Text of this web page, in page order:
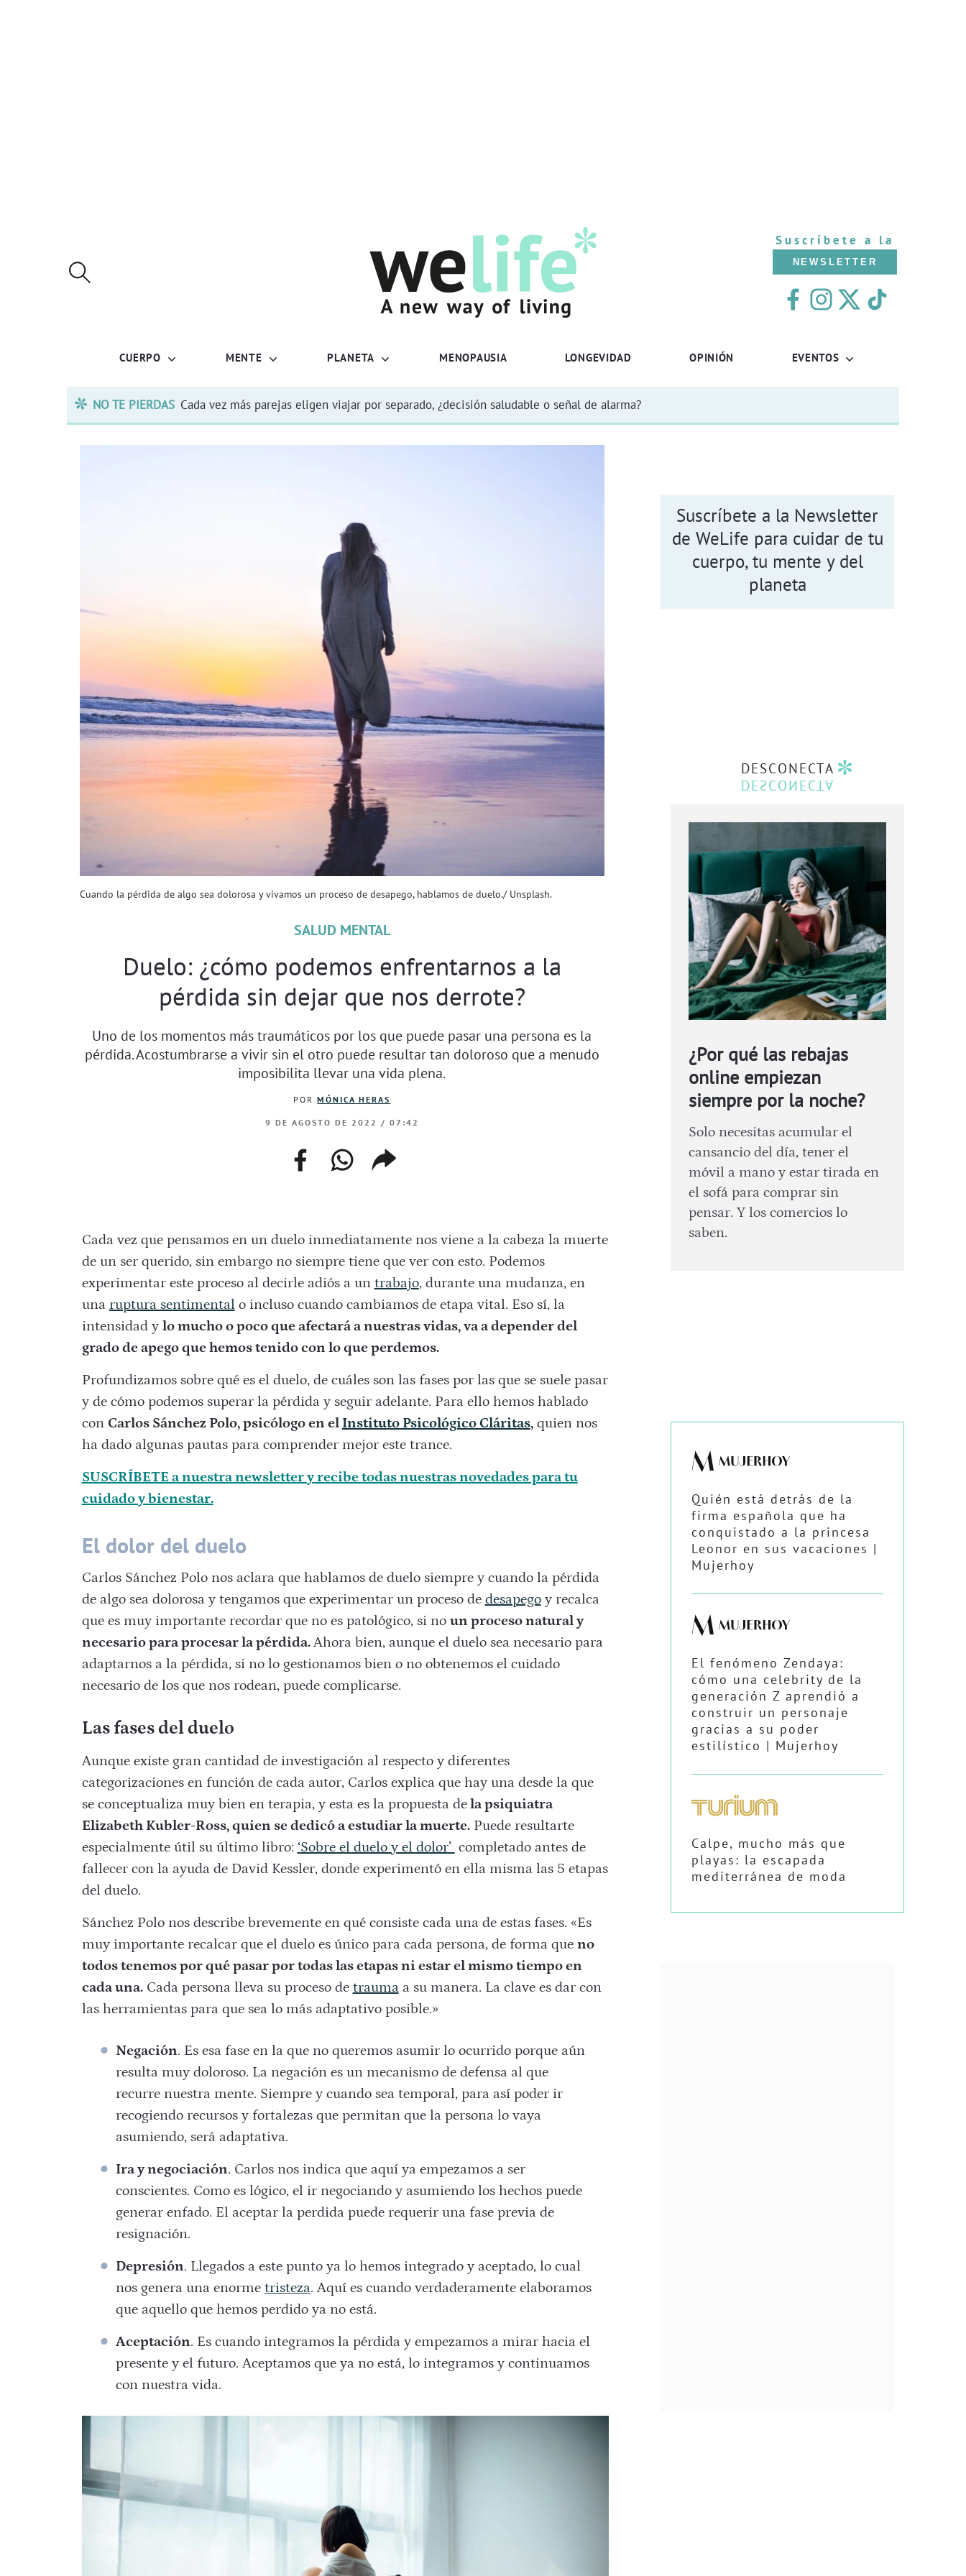
Suscríbete a la
NEWSLETTER
CUERPO MENTE PLANETA MENOPAUSIA LONGEVIDAD OPINIÓN EVENTOS
NO TE PIERDAS Cada vez más parejas eligen viajar por separado, ¿decisión saludable o señal de alarma?
Cuando la pérdida de algo sea dolorosa y vivamos un proceso de desapego, hablamos de duelo./ Unsplash.
SALUD MENTAL
Duelo: ¿cómo podemos enfrentarnos a la
pérdida sin dejar que nos derrote?
Uno de los momentos más traumáticos por los que puede pasar una persona es la
pérdida. Acostumbrarse a vivir sin el otro puede resultar tan doloroso que a menudo
imposibilita llevar una vida plena.
PORMÓNICA HERAS
9 DE AGOSTO DE 2022 / 07:42
facebookwhatsapp
web
copiar
enlace
Cada vez que pensamos en un duelo inmediatamente nos viene a la cabeza la muerte
de un ser querido, sin embargo no siempre tiene que ver con esto. Podemos
experimentar este proceso al decirle adiós a un trabajo, durante una mudanza, en
una ruptura sentimental o incluso cuando cambiamos de etapa vital. Eso sí, la
intensidad y lo mucho o poco que afectará a nuestras vidas, va a depender del
grado de apego que hemos tenido con lo que perdemos.
Profundizamos sobre qué es el duelo, de cuáles son las fases por las que se suele pasar
y de cómo podemos superar la pérdida y seguir adelante. Para ello hemos hablado
con Carlos Sánchez Polo, psicólogo en el Instituto Psicológico Cláritas,quien nos
ha dado algunas pautas para comprender mejor este trance.
SUSCRÍBETE a nuestra newsletter y recibe todas nuestras novedades para tu
cuidado y bienestar.
El dolor del duelo
Carlos Sánchez Polo nos aclara que hablamos de duelo siempre y cuando la pérdida
de algo sea dolorosa y tengamos que experimentar un proceso de desapegoy recalca
que es muy importante recordar que no es patológico, si no un proceso natural y
necesario para procesar la pérdida.Ahora bien, aunque el duelo sea necesario para
adaptarnos a la pérdida, si no lo gestionamos bien o no obtenemos el cuidado
necesario de los que nos rodean, puede complicarse.
Las fases del duelo
Aunque existe gran cantidad de investigación al respecto y diferentes
categorizaciones en función de cada autor, Carlos explica que hay una desde la que
se conceptualiza muy bien en terapia, y esta es la propuesta dela psiquiatra
Elizabeth Kubler-Ross, quien se dedicó a estudiar la muerte.Puede resultarte
especialmente útil su último libro: ‘Sobre el duelo y el dolor’ completado antes de
fallecer con la ayuda de David Kessler, donde experimentó en ella misma las 5 etapas
del duelo.
Sánchez Polo nos describe brevemente en qué consiste cada una de estas fases. «Es
muy importante recalcar que el duelo es único para cada persona, de forma que no
todos tenemos por qué pasar por todas las etapas ni estar el mismo tiempo en
cada una.Cada persona lleva su proceso de traumaa su manera. La clave es dar con
las herramientas para que sea lo más adaptativo posible.»
Negación. Es esa fase en la que no queremos asumir lo ocurrido porque aún
resulta muy doloroso. La negación es un mecanismo de defensa al que
recurre nuestra mente. Siempre y cuando sea temporal, para así poder ir
recogiendo recursos y fortalezas que permitan que la persona lo vaya
asumiendo, será adaptativa.
Ira y negociación. Carlos nos indica que aquí ya empezamos a ser
conscientes. Como es lógico, el ir negociando y asumiendo los hechos puede
generar enfado. El aceptar la perdida puede requerir una fase previa de
resignación.
Depresión. Llegados a este punto ya lo hemos integrado y aceptado, lo cual
nos genera una enormetristeza. Aquí es cuando verdaderamente elaboramos
que aquello que hemos perdido ya no está.
Aceptación. Es cuando integramos la pérdida y empezamos a mirar hacia el
presente y el futuro. Aceptamos que ya no está, lo integramos y continuamos
con nuestra vida.
Suscríbete a la Newsletter
de WeLife para cuidar de tu
cuerpo, tu mente y del
planeta
DESCONECTA
¿Por qué las rebajas
online empiezan
siempre por la noche?
Solo necesitas acumular el
cansancio del día, tener el
móvil a mano y estar tirada en
el sofá para comprar sin
pensar. Y los comercios lo
saben.
Quién está detrás de la
firma española que ha
conquistado a la princesa
Leonor en sus vacaciones |
Mujerhoy
El fenómeno Zendaya:
cómo una celebrity de la
generación Z aprendió a
construir un personaje
gracias a su poder
estilístico | Mujerhoy
Calpe, mucho más que
playas: la escapada
mediterránea de moda